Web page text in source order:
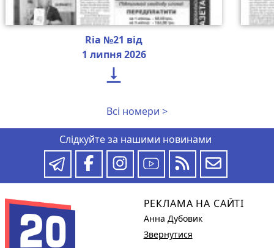
Ria №21 від
1 липня 2026

Всі номери >
Слідкуйте за нашими новинами
РЕКЛАМА НА САЙТІ
Анна Дубовик
Звернутися